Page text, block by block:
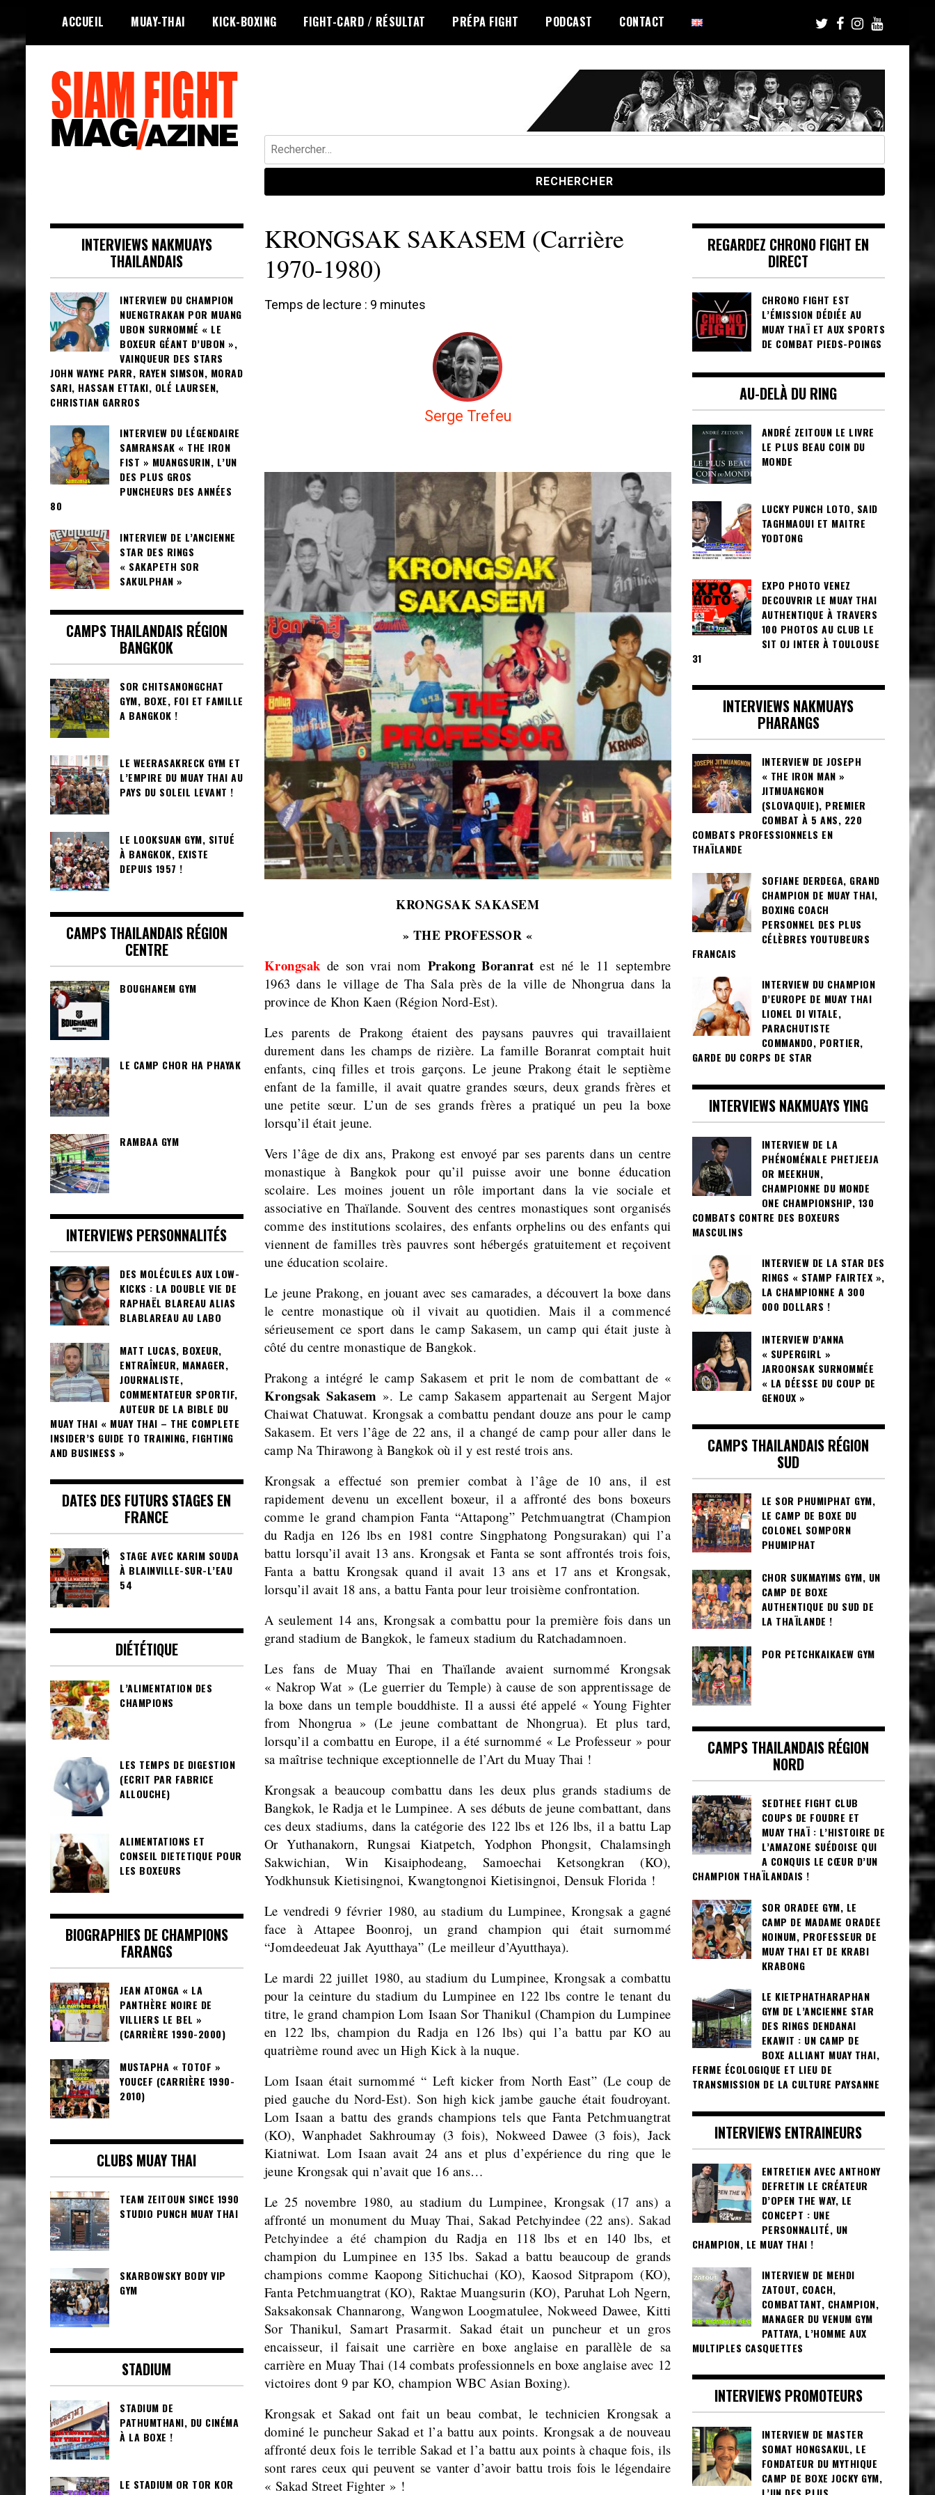
content
ACCUEIL MUAY-THAI KICK-BOXING FIGHT-CARD / RÉSULTAT PRÉPA FIGHT PODCAST CONTACT
Rechercher :
KRONGSAK SAKASEM (Carrière
1970-1980)
Temps de lecture : 9 minutes
Serge Trefeu
KRONGSAK SAKASEM
» THE PROFESSOR «
Krongsak de son vrai nom Prakong Boranrat est né le 11 septembre
1963 dans le village de Tha Sala près de la ville de Nhongrua dans la
province de Khon Kaen (Région Nord-Est).
Les parents de Prakong étaient des paysans pauvres qui travaillaient
durement dans les champs de rizière. La famille Boranrat comptait huit
enfants, cinq filles et trois garçons. Le jeune Prakong était le septième
enfant de la famille, il avait quatre grandes sœurs, deux grands frères et
une petite sœur. L’un de ses grands frères a pratiqué un peu la boxe
lorsqu’il était jeune.
Vers l’âge de dix ans, Prakong est envoyé par ses parents dans un centre
monastique à Bangkok pour qu’il puisse avoir une bonne éducation
scolaire.Les moines jouent un rôle important dans la vie sociale et
associative en Thaïlande. Souvent des centres monastiques sont organisés
comme des institutions scolaires, des enfants orphelins ou des enfants qui
viennent de familles très pauvres sont hébergés gratuitement et reçoivent
une éducation scolaire.
Le jeune Prakong, en jouant avec ses camarades, a découvert la boxe dans
le centre monastique où il vivait au quotidien. Mais il a commencé
sérieusement ce sport dans le camp Sakasem, un camp qui était juste à
côté du centre monastique de Bangkok.
Prakong a intégré le camp Sakasem et prit le nom de combattant de «
Krongsak Sakasem ». Le camp Sakasem appartenait au Sergent Major
Chaiwat Chatuwat. Krongsak a combattu pendant douze ans pour le camp
Sakasem. Et vers l’âge de 22 ans, il a changé de camp pour aller dans le
camp Na Thirawong à Bangkok où il y est resté trois ans.
Krongsak a effectué son premier combat à l’âge de 10 ans, il est
rapidement devenu un excellent boxeur, il a affronté des bons boxeurs
comme le grand champion Fanta “Attapong” Petchmuangtrat (Champion
du Radja en 126 lbs en 1981 contre Singphatong Pongsurakan) qui l’a
battu lorsqu’il avait 13 ans. Krongsak et Fanta se sont affrontés trois fois,
Fanta a battu Krongsak quand il avait 13 ans et 17 ans et Krongsak,
lorsqu’il avait 18 ans, a battu Fanta pour leur troisième confrontation.
A seulement 14 ans, Krongsak a combattu pour la première fois dans un
grand stadium de Bangkok, le fameux stadium du Ratchadamnoen.
Les fans de Muay Thai en Thaïlande avaient surnommé Krongsak
« Nakrop Wat » (Le guerrier du Temple) à cause de son apprentissage de
la boxe dans un temple bouddhiste. Il a aussi été appelé « Young Fighter
from Nhongrua » (Le jeune combattant de Nhongrua). Et plus tard,
lorsqu’il a combattu en Europe, il a été surnommé « Le Professeur » pour
sa maîtrise technique exceptionnelle de l’Art du Muay Thai !
Krongsak a beaucoup combattu dans les deux plus grands stadiums de
Bangkok, le Radja et le Lumpinee. A ses débuts de jeune combattant, dans
ces deux stadiums, dans la catégorie des 122 lbs et 126 lbs, il a battu Lap
Or Yuthanakorn, Rungsai Kiatpetch, Yodphon Phongsit, Chalamsingh
Sakwichian, Win Kisaiphodeang, Samoechai Ketsongkran (KO),
Yodkhunsuk Kietisingnoi, Kwangtongnoi Kietisingnoi, Densuk Florida !
Le vendredi 9 février 1980, au stadium du Lumpinee, Krongsak a gagné
face à Attapee Boonroj, un grand champion qui était surnommé
“Jomdeedeuat Jak Ayutthaya” (Le meilleur d’Ayutthaya).
Le mardi 22 juillet 1980, au stadium du Lumpinee, Krongsak a combattu
pour la ceinture du stadium du Lumpinee en 122 lbs contre le tenant du
titre, le grand champion Lom Isaan Sor Thanikul (Champion du Lumpinee
en 122 lbs, champion du Radja en 126 lbs) qui l’a battu par KO au
quatrième round avec un High Kick à la nuque.
Lom Isaan était surnommé “ Left kicker from North East” (Le coup de
pied gauche du Nord-Est). Son high kick jambe gauche était foudroyant.
Lom Isaan a battu des grands champions tels que Fanta Petchmuangtrat
(KO), Wanphadet Sakhroumay (3 fois), Nokweed Dawee (3 fois), Jack
Kiatniwat. Lom Isaan avait 24 ans et plus d’expérience du ring que le
jeune Krongsak qui n’avait que 16 ans…
Le 25 novembre 1980, au stadium du Lumpinee, Krongsak (17 ans) a
affronté un monument du Muay Thai, Sakad Petchyindee (22 ans). Sakad
Petchyindee a été champion du Radja en 118 lbs et en 140 lbs, et
champion du Lumpinee en 135 lbs. Sakad a battu beaucoup de grands
champions comme Kaopong Sitichuchai (KO), Kaosod Sitprapom (KO),
Fanta Petchmuangtrat (KO), Raktae Muangsurin (KO), Paruhat Loh Ngern,
Saksakonsak Channarong, Wangwon Loogmatulee, Nokweed Dawee, Kitti
Sor Thanikul, Samart Prasarmit. Sakad était un puncheur et un gros
encaisseur, il faisait une carrière en boxe anglaise en parallèle de sa
carrière en Muay Thai (14 combats professionnels en boxe anglaise avec 12
victoires dont 9 par KO, champion WBC Asian Boxing).
Krongsak et Sakad ont fait un beau combat, le technicien Krongsak a
dominé le puncheur Sakad et l’a battu aux points. Krongsak a de nouveau
affronté deux fois le terrible Sakad et l’a battu aux points à chaque fois, ils
sont rares ceux qui peuvent se vanter d’avoir battu trois fois le légendaire
« Sakad Street Fighter » !
INTERVIEWS NAKMUAYS
THAILANDAIS
INTERVIEW DU CHAMPION
NUENGTRAKAN POR MUANG
UBON SURNOMMÉ « LE
BOXEUR GÉANT D’UBON »,
VAINQUEUR DES STARS
JOHN WAYNE PARR, RAYEN SIMSON, MORAD
SARI, HASSAN ETTAKI, OLÉ LAURSEN,
CHRISTIAN GARROS
INTERVIEW DU LÉGENDAIRE
SAMRANSAK « THE IRON
FIST » MUANGSURIN, L’UN
DES PLUS GROS
PUNCHEURS DES ANNÉES
80
INTERVIEW DE L’ANCIENNE
STAR DES RINGS
« SAKAPETH SOR
SAKULPHAN »
CAMPS THAILANDAIS RÉGION
BANGKOK
SOR CHITSANONGCHAT
GYM, BOXE, FOI ET FAMILLE
A BANGKOK !
LE WEERASAKRECK GYM ET
L’EMPIRE DU MUAY THAI AU
PAYS DU SOLEIL LEVANT !
LE LOOKSUAN GYM, SITUÉ
À BANGKOK, EXISTE
DEPUIS 1957 !
CAMPS THAILANDAIS RÉGION
CENTRE
BOUGHANEM GYM
LE CAMP CHOR HA PHAYAK
RAMBAA GYM
INTERVIEWS PERSONNALITÉS
DES MOLÉCULES AUX LOW-
KICKS : LA DOUBLE VIE DE
RAPHAËL BLAREAU ALIAS
BLABLAREAU AU LABO
MATT LUCAS, BOXEUR,
ENTRAÎNEUR, MANAGER,
JOURNALISTE,
COMMENTATEUR SPORTIF,
AUTEUR DE LA BIBLE DU
MUAY THAI « MUAY THAI – THE COMPLETE
INSIDER’S GUIDE TO TRAINING, FIGHTING
AND BUSINESS »
DATES DES FUTURS STAGES EN
FRANCE
STAGE AVEC KARIM SOUDA
À BLAINVILLE-SUR-L’EAU
54
DIÉTÉTIQUE
L’ALIMENTATION DES
CHAMPIONS
LES TEMPS DE DIGESTION
(ECRIT PAR FABRICE
ALLOUCHE)
ALIMENTATIONS ET
CONSEIL DIETETIQUE POUR
LES BOXEURS
BIOGRAPHIES DE CHAMPIONS
FARANGS
JEAN ATONGA « LA
PANTHÈRE NOIRE DE
VILLIERS LE BEL »
(CARRIÈRE 1990-2000)
MUSTAPHA « TOTOF »
YOUCEF (CARRIÈRE 1990-
2010)
CLUBS MUAY THAI
TEAM ZEITOUN SINCE 1990
STUDIO PUNCH MUAY THAI
SKARBOWSKY BODY VIP
GYM
STADIUM
STADIUM DE
PATHUMTHANI, DU CINÉMA
À LA BOXE !
LE STADIUM OR TOR KOR
REGARDEZ CHRONO FIGHT EN
DIRECT
CHRONO FIGHT EST
L’ÉMISSION DÉDIÉE AU
MUAY THAÏ ET AUX SPORTS
DE COMBAT PIEDS-POINGS
AU-DELÀ DU RING
ANDRÉ ZEITOUN LE LIVRE
LE PLUS BEAU COIN DU
MONDE
LUCKY PUNCH LOTO, SAID
TAGHMAOUI ET MAITRE
YODTONG
EXPO PHOTO VENEZ
DECOUVRIR LE MUAY THAI
AUTHENTIQUE À TRAVERS
100 PHOTOS AU CLUB LE
SIT OJ INTER À TOULOUSE
31
INTERVIEWS NAKMUAYS
PHARANGS
INTERVIEW DE JOSEPH
« THE IRON MAN »
JITMUANGNON
(SLOVAQUIE), PREMIER
COMBAT À 5 ANS, 220
COMBATS PROFESSIONNELS EN
THAÏLANDE
SOFIANE DERDEGA, GRAND
CHAMPION DE MUAY THAI,
BOXING COACH
PERSONNEL DES PLUS
CÉLÈBRES YOUTUBEURS
FRANCAIS
INTERVIEW DU CHAMPION
D’EUROPE DE MUAY THAI
LIONEL DI VITALE,
PARACHUTISTE
COMMANDO, PORTIER,
GARDE DU CORPS DE STAR
INTERVIEWS NAKMUAYS YING
INTERVIEW DE LA
PHÉNOMÉNALE PHETJEEJA
OR MEEKHUN,
CHAMPIONNE DU MONDE
ONE CHAMPIONSHIP, 130
COMBATS CONTRE DES BOXEURS
MASCULINS
INTERVIEW DE LA STAR DES
RINGS « STAMP FAIRTEX »,
LA CHAMPIONNE A 300
000 DOLLARS !
INTERVIEW D’ANNA
« SUPERGIRL »
JAROONSAK SURNOMMÉE
« LA DÉESSE DU COUP DE
GENOUX »
CAMPS THAILANDAIS RÉGION
SUD
LE SOR PHUMIPHAT GYM,
LE CAMP DE BOXE DU
COLONEL SOMPORN
PHUMIPHAT
CHOR SUKMAYIMS GYM, UN
CAMP DE BOXE
AUTHENTIQUE DU SUD DE
LA THAÏLANDE !
POR PETCHKAIKAEW GYM
CAMPS THAILANDAIS RÉGION
NORD
SEDTHEE FIGHT CLUB
COUPS DE FOUDRE ET
MUAY THAÏ : L’HISTOIRE DE
L’AMAZONE SUÉDOISE QUI
A CONQUIS LE CŒUR D’UN
CHAMPION THAÏLANDAIS !
SOR ORADEE GYM, LE
CAMP DE MADAME ORADEE
NOINUM, PROFESSEUR DE
MUAY THAI ET DE KRABI
KRABONG
LE KIETPHATHARAPHAN
GYM DE L’ANCIENNE STAR
DES RINGS DENDANAI
EKAWIT : UN CAMP DE
BOXE ALLIANT MUAY THAI,
FERME ÉCOLOGIQUE ET LIEU DE
TRANSMISSION DE LA CULTURE PAYSANNE
INTERVIEWS ENTRAINEURS
ENTRETIEN AVEC ANTHONY
DEFRETIN LE CRÉATEUR
D’OPEN THE WAY, LE
CONCEPT : UNE
PERSONNALITÉ, UN
CHAMPION, LE MUAY THAI !
INTERVIEW DE MEHDI
ZATOUT, COACH,
COMBATTANT, CHAMPION,
MANAGER DU VENUM GYM
PATTAYA, L’HOMME AUX
MULTIPLES CASQUETTES
INTERVIEWS PROMOTEURS
INTERVIEW DE MASTER
SOMAT HONGSAKUL, LE
FONDATEUR DU MYTHIQUE
CAMP DE BOXE JOCKY GYM,